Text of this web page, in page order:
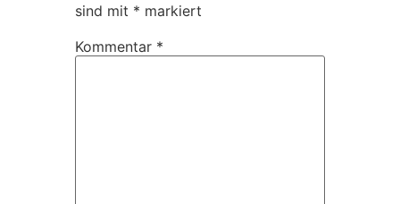
sind mit * markiert
Kommentar *